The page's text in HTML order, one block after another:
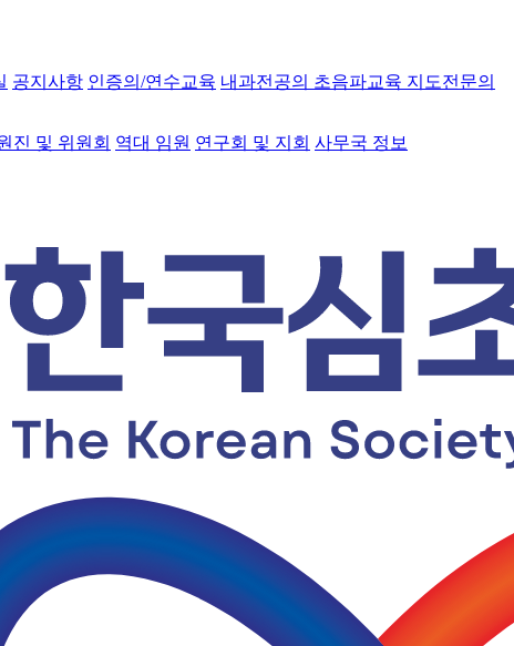
공지사항 인증의/연수교육 내과전공의 초음파교육 지도전문의
진 및 위원회 역대 임원 연구회 및 지회 사무국 정보